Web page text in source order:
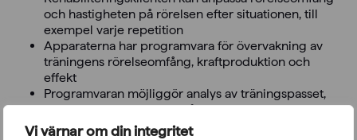
Vi värnar om din integritet
och hastigheten på rörelsen efter situationen, till
exempel varje repetition
Apparaterna har programvara för övervakning av
träningens rörelseomfång, kraftproduktion och
effekt
Programvaran möjliggör analys av träningspasset,
serien eller repetitionsnivån, samt övervakning av
utvecklingen av träningen och gruppjämförelse.